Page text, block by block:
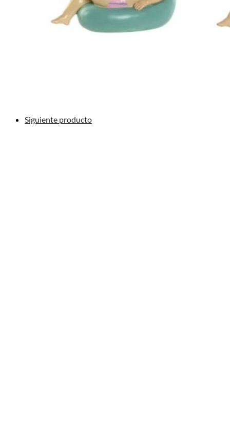
Siguiente producto